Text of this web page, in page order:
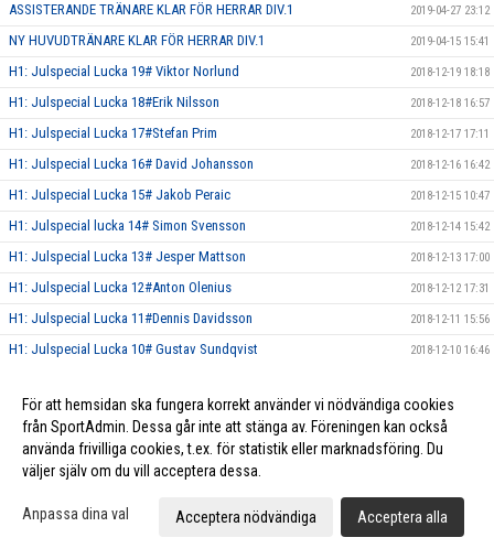
ASSISTERANDE TRÄNARE KLAR FÖR HERRAR DIV.1 2019-04-27 23:12
NY HUVUDTRÄNARE KLAR FÖR HERRAR DIV.1 2019-04-15 15:41
H1: Julspecial Lucka 19# Viktor Norlund 2018-12-19 18:18
H1: Julspecial Lucka 18#Erik Nilsson 2018-12-18 16:57
H1: Julspecial Lucka 17#Stefan Prim 2018-12-17 17:11
H1: Julspecial Lucka 16# David Johansson 2018-12-16 16:42
H1: Julspecial Lucka 15# Jakob Peraic 2018-12-15 10:47
H1: Julspecial lucka 14# Simon Svensson 2018-12-14 15:42
H1: Julspecial Lucka 13# Jesper Mattson 2018-12-13 17:00
H1: Julspecial Lucka 12#Anton Olenius 2018-12-12 17:31
H1: Julspecial Lucka 11#Dennis Davidsson 2018-12-11 15:56
H1: Julspecial Lucka 10# Gustav Sundqvist 2018-12-10 16:46
H1: Julspecial Lucka 8# Hampus L-Olofsson 2018-12-08 10:01
H1: Julspecial Lucka 7# Erik Risberg 2018-12-07 16:45
H1: Julspecial Lucka 6# Pontus Linde Olofsson
H1: Julspecial Lucka 5# Elias Persson 2018-12-05 17:55
2018-12-04 16:37
För att hemsidan ska fungera korrekt använder vi nödvändiga cookies
från SportAdmin. Dessa går inte att stänga av. Föreningen kan också
använda frivilliga cookies, t.ex. för statistik eller marknadsföring. Du
väljer själv om du vill acceptera dessa.
Anpassa dina val Acceptera nödvändiga Acceptera alla